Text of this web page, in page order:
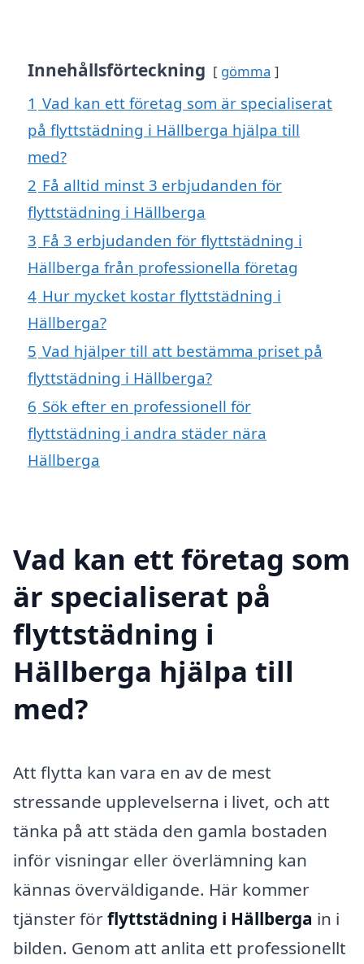
Innehållsförteckning gömma
1 Vad kan ett företag som är specialiserat
på flyttstädning i Hällberga hjälpa till
med?
2 Få alltid minst 3 erbjudanden för
flyttstädning i Hällberga
3 Få 3 erbjudanden för flyttstädning i
Hällberga från professionella företag
4 Hur mycket kostar flyttstädning i
Hällberga?
5 Vad hjälper till att bestämma priset på
flyttstädning i Hällberga?
6 Sök efter en professionell för
flyttstädning i andra städer nära
Hällberga
Vad kan ett företag som
är specialiserat på
flyttstädning i
Hällberga hjälpa till
med?
Att flytta kan vara en av de mest
stressande upplevelserna i livet, och att
tänka på att städa den gamla bostaden
inför visningar eller överlämning kan
kännas överväldigande. Här kommer
tjänster förflyttstädning i Hällberga in i
bilden. Genom att anlita ett professionellt